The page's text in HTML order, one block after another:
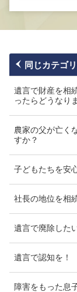
同じカテゴ
遺言で財産を相
ったらどうなり
農家の父が亡く
すか？
子どもたちを安
社長の地位を相
遺言で廃除した
遺言で認知を！
障害をもった息